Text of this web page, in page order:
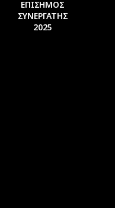
ΕΠΙΣΗΜΟΣ
ΣΥΝΕΡΓΑΤΗΣ
2025